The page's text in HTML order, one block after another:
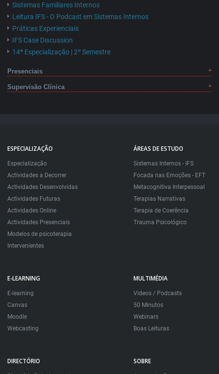
Sistemas Familiares Internos
Leitura IFS - O Podcast em Sistemas Internos
Práticas Experienciais
IFS Case Discussion
14ª Especialização | 2º Semestre
Presenciais
Supervisão Clínica
ESPECIALIZAÇÃO
Especialização
Actividades a Decorrer
Actividades Desenvolvidas
Actividades Futuras
Actividades Online
Actividades Presenciais
Modelos de psicoterapia
Intervenientes
ÁREAS DE ESTUDO
Sistemas Internos - IFS
Focada nas Emoções - EFT
Metacognitiva Interpessoal
Terapias Narrativas
Terapia de Coerência
Trauma Psicológico
E-LEARNING
E-learning
Canvas
Moodle
Webcasting
MULTIMÉDIA
Videos / Podcasts
50 Minutos
Webinars
Boas Leituras
DIRECTÓRIO SOBRE